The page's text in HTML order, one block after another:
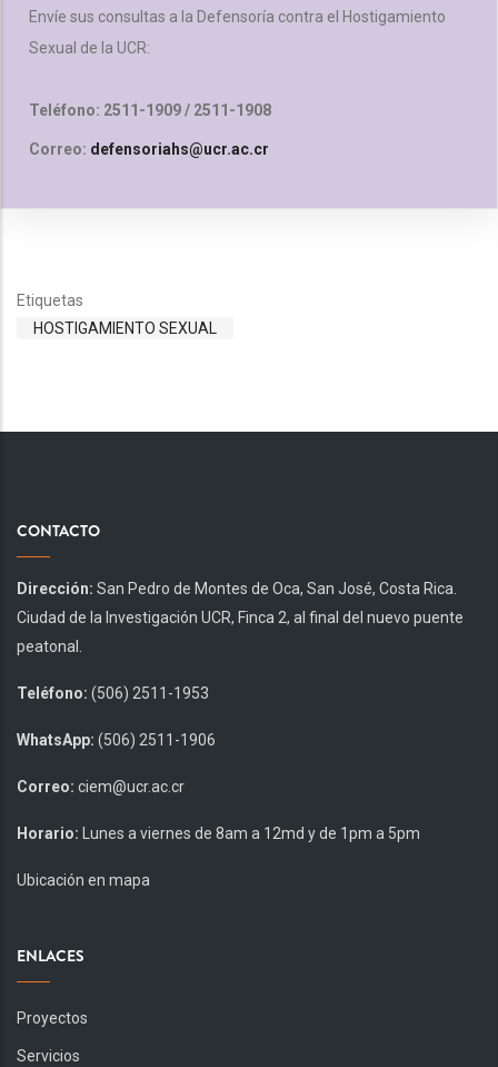
Envíe sus consultas a la Defensoría contra el Hostigamiento
Sexual de la UCR:
Teléfono: 2511-1909 / 2511-1908
Correo: defensoriahs@ucr.ac.cr
Etiquetas
HOSTIGAMIENTO SEXUAL
CONTACTO
Dirección: San Pedro de Montes de Oca, San José, Costa Rica.
Ciudad de la Investigación UCR, Finca 2, al final del nuevo puente
peatonal.
Teléfono: (506) 2511-1953
WhatsApp: (506) 2511-1906
Correo: ciem@ucr.ac.cr
Horario: Lunes a viernes de 8am a 12md y de 1pm a 5pm
Ubicación en mapa
ENLACES
Proyectos
Servicios